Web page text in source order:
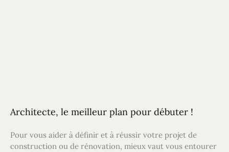
Architecte, le meilleur plan pour débuter !
Pour vous aider à définir et à réussir votre projet de
construction ou de rénovation, mieux vaut vous entourer